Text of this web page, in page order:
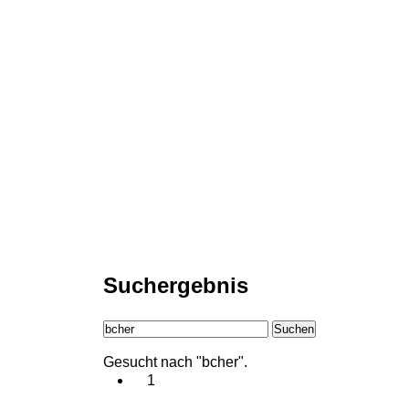
Suchergebnis
Suchen
Gesucht nach "bcher".
1